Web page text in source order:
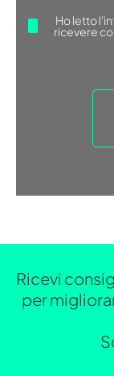
Ho letto
ricevere
Ricevi
per